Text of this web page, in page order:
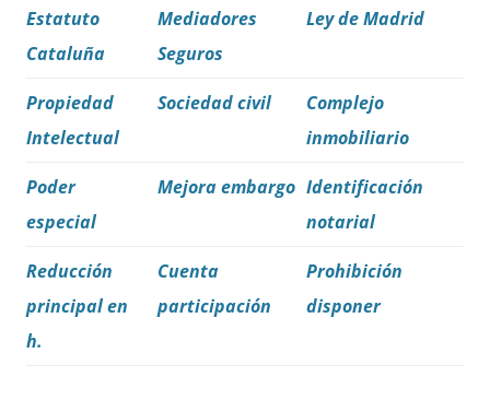
Estatuto
Cataluña
Mediadores
Seguros
Ley de Madrid
Propiedad
Intelectual
Sociedad civil
Complejo
inmobiliario
Poder
especial
Mejora embargo Identificación
notarial
Reducción
principal en
h.
Cuenta
participación
Prohibición
disponer